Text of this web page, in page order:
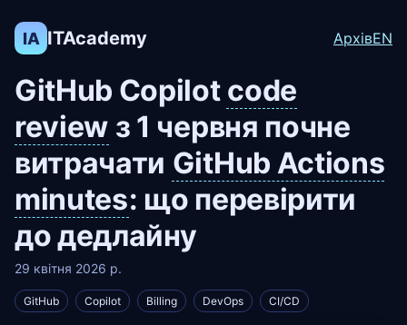
IA ITAcademy АрхівEN
GitHub Copilot code
review з 1 червня почне
витрачати GitHub Actions
minutes: що перевірити
до дедлайну
29 квітня 2026 р.
GitHub Copilot Billing DevOps CI/CD